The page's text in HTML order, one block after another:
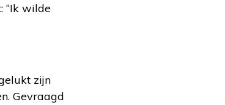
“Ik wilde
zijn
Gevraagd